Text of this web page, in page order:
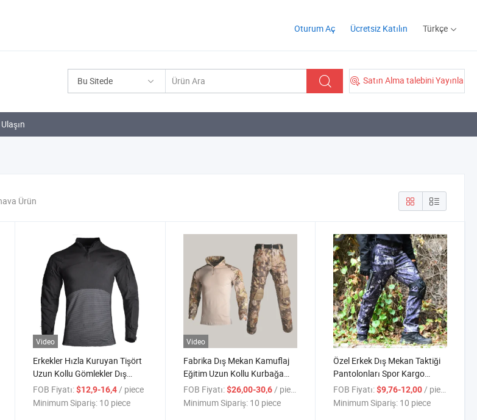
Oturum Aç Ücretsiz Katılın Türkçe
Bu Sitede Satın Alma talebini Yayınla
Ürün
Video
Erkekler Hızla Kuruyan Tişört
Uzun Kollu Gömlekler Dış
Mekan Kamuflaj Giysisi Av
Tişörtü
FOB Fiyatı: $12,9-16,4/ piece
Minimum Sipariş: 10 piece
Video
Fabrika Dış Mekan Kamuflaj
Eğitim Uzun Kollu Kurbağa
Üniforması Taktik Dağcılık
Takımları
FOB Fiyatı: $26,00-30,6/ piece
Minimum Sipariş: 10 piece
Özel Erkek Dış Mekan Taktiği
Pantolonları Spor Kargo
Pantolonu Dağ Yürüyüşü
Pantolonları Erkekler için
FOB Fiyatı: $9,76-12,00/ piece
Minimum Sipariş: 10 piece